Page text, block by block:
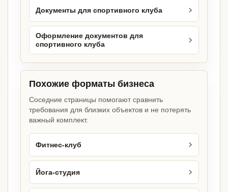
Документы для спортивного клуба
Оформление документов для
спортивного клуба
Похожие форматы бизнеса
Соседние страницы помогают сравнить
требования для близких объектов и не потерять
важный комплект.
Фитнес-клуб
Йога-студия